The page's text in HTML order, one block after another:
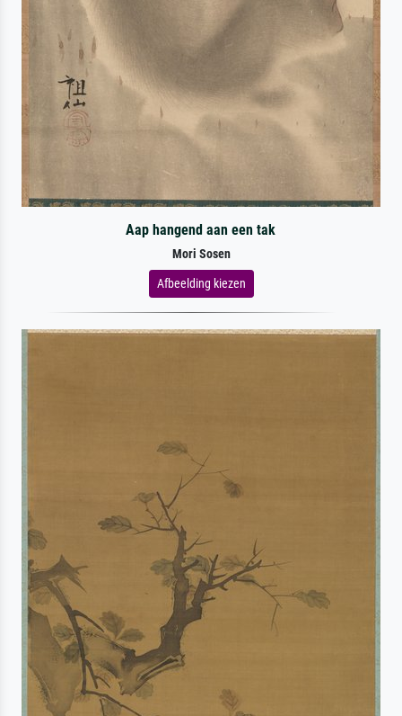
Aap hangend aan een tak
Mori Sosen
Afbeelding kiezen